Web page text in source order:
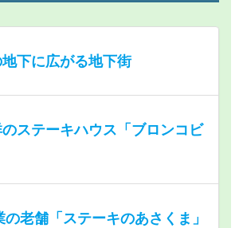
下に広がる地下街
ステーキハウス「ブロンコビ
老舗「ステーキのあさくま」